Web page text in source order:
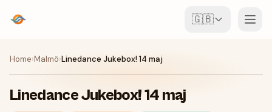
🇬🇧
Events
Map
Home›Malmö›Linedance Jukebox! 14 maj
Linedance Jukebox! 14 maj